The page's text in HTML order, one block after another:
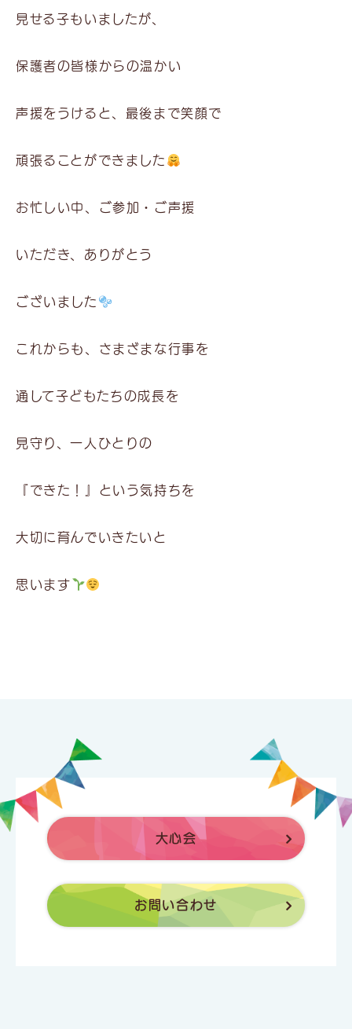
見せる子もいましたが、
保護者の皆様からの温かい
声援をうけると、最後まで笑顔で
頑張ることができました
お忙しい中、ご参加・ご声援
いただき、ありがとう
ございました
これからも、さまざまな行事を
通して子どもたちの成長を
見守り、一人ひとりの
『できた！』という気持ちを
大切に育んでいきたいと
思います
大心会
お問い合わせ